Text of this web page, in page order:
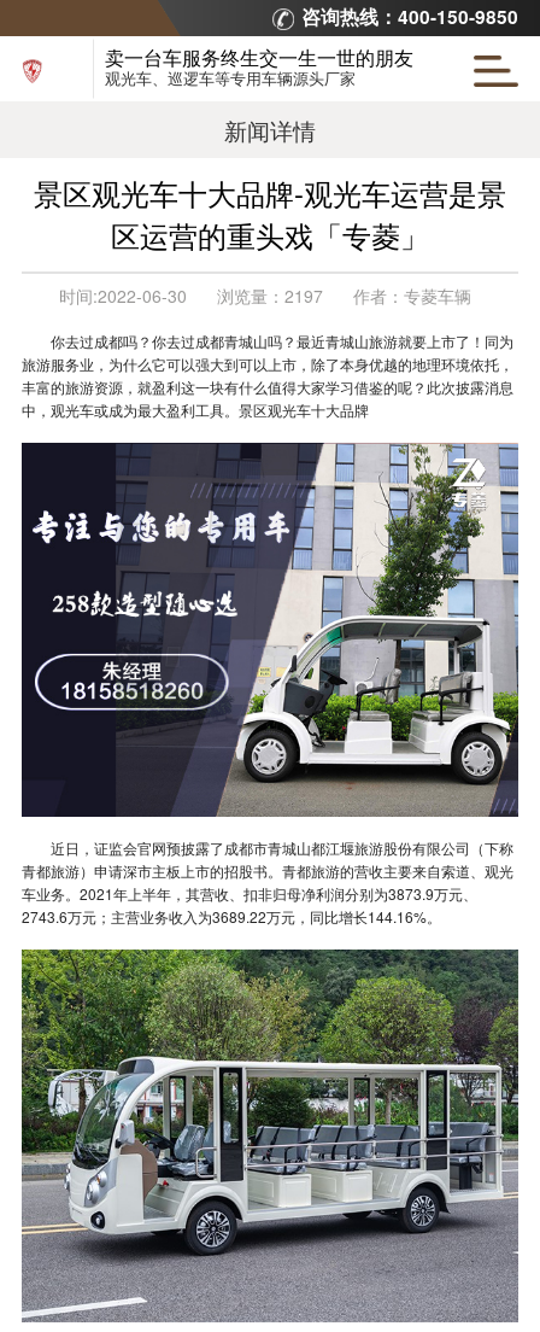
咨询热线：400-150-9850
卖一台车服务终生交一生一世的朋友
观光车、巡逻车等专用车辆源头厂家
新闻详情
景区观光车十大品牌-观光车运营是景
区运营的重头戏「专菱」
时间:2022-06-30 浏览量： 2197 作者： 专菱车辆
你去过成都吗？你去过成都青城山吗？最近青城山旅游就要上市了！同为
旅游服务业，为什么它可以强大到可以上市，除了本身优越的地理环境依托，
丰富的旅游资源，就盈利这一块有什么值得大家学习借鉴的呢？此次披露消息
中，观光车或成为最大盈利工具。景区观光车十大品牌
近日，证监会官网预披露了成都市青城山都江堰旅游股份有限公司（下称
青都旅游）申请深市主板上市的招股书。青都旅游的营收主要来自索道、观光
车业务。2021年上半年，其营收、扣非归母净利润分别为3873.9万元、
2743.6万元；主营业务收入为3689.22万元，同比增长144.16%。